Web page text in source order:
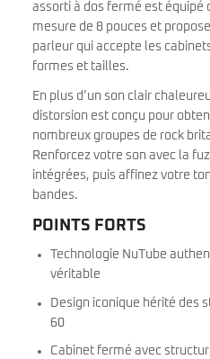
assorti à dos fermé est équipé
mesure de 8 pouces et
parleur qui accepte les
formes et tailles.
En plus d’un son clair
distorsion est conçu pour
nombreux groupes de rock
Renforcez votre son avec la
intégrées, puis affinez votre
bandes.
POINTS FORTS
Technologie NuTube
véritable
Design iconique hérité des
60
Cabinet fermé avec